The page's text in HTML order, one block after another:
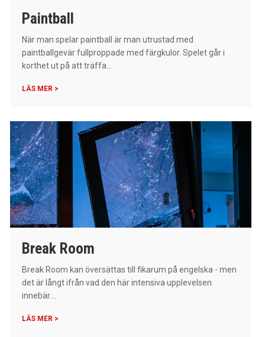
Paintball
När man spelar paintball är man utrustad med
paintballgevär fullproppade med färgkulor. Spelet går i
korthet ut på att träffa...
LÄS MER >
Break Room
Break Room kan översättas till fikarum på engelska - men
det är långt ifrån vad den här intensiva upplevelsen
innebär....
LÄS MER >